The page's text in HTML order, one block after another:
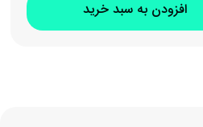
افزودن به سبد خرید